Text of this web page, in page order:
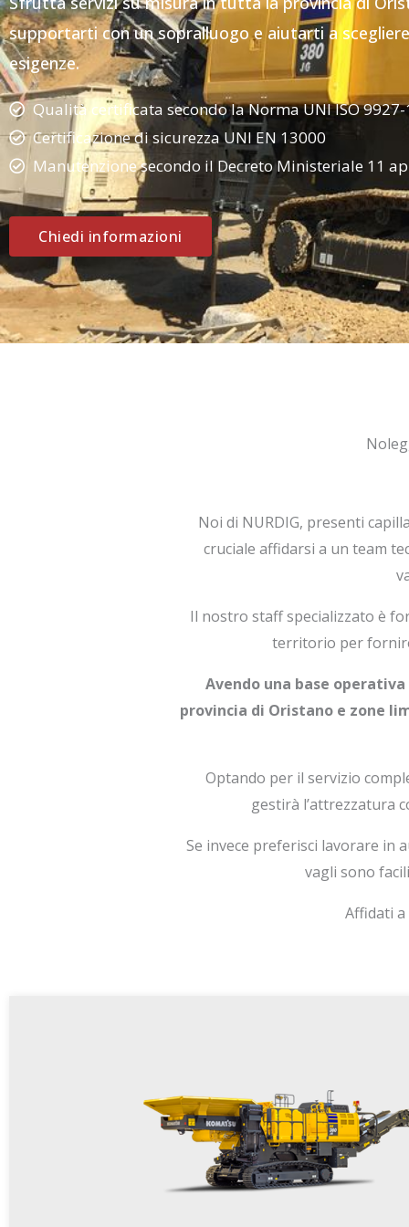
supportarti con un sopralluogo e aiutarti a
esigenze.
Qualità certificata secondo la Norma UNI ISO
Certificazione di sicurezza UNI EN 13000
Manutenzione secondo il Decreto Ministeriale 11
Chiedi informazioni
Noi di NURDIG, presenti
cruciale affidarsi a un team
Il nostro staff specializzato è
territorio per
Avendo una base
provincia di Oristano e zone
Optando per il servizio
gestirà l’attrezzatura
Se invece preferisci lavorare in
vagli sono
Affidati a